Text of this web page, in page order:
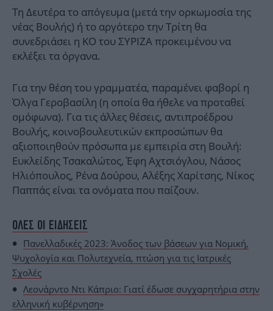
Τη Δευτέρα το απόγευμα (μετά την ορκωμοσία της
νέας Βουλής) ή το αργότερο την Τρίτη θα
συνεδριάσει η ΚΟ του ΣΥΡΙΖΑ προκειμένου να
εκλέξει τα όργανα.
Για την θέση του γραμματέα, παραμένει φαβορί η
Όλγα Γεροβασίλη (η οποία θα ήθελε να προταθεί
ομόφωνα). Για τις άλλες θέσεις, αντιπροέδρου
Βουλής, κοινοβουλευτικών εκπροσώπων θα
αξιοποιηθούν πρόσωπα με εμπειρία στη Βουλή:
Ευκλείδης Τσακαλώτος, Έφη Αχτσιόγλου, Νάσος
Ηλιόπουλος, Ρένα Δούρου, Αλέξης Χαρίτσης, Νίκος
Παππάς είναι τα ονόματα που παίζουν.
ΟΛΕΣ ΟΙ ΕΙΔΗΣΕΙΣ
Πανελλαδικές 2023: Άνοδος των βάσεων για Νομική,
Ψυχολογία και Πολυτεχνεία, πτώση για τις Ιατρικές
Σχολές
Λεονάρντο Ντι Κάπριο: Γιατί έδωσε συγχαρητήρια στην
ελληνική κυβέρνηση»